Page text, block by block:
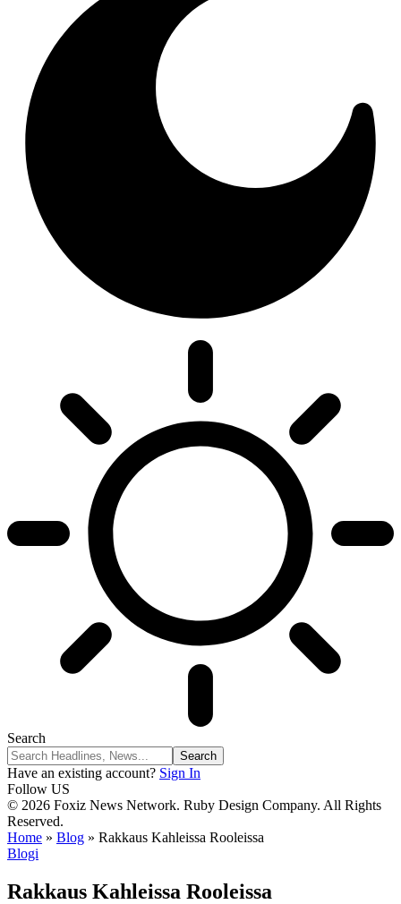
Search
Have an existing account? Sign In
Follow US
© 2026 Foxiz News Network. Ruby Design Company. All Rights
Reserved.
Home » Blog » Rakkaus Kahleissa Rooleissa
Blogi
Rakkaus Kahleissa Rooleissa